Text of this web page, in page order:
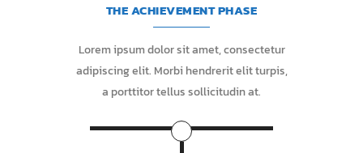
THE ACHIEVEMENT PHASE
Lorem ipsum dolor sit amet, consectetur
adipiscing elit. Morbi hendrerit elit turpis,
a porttitor tellus sollicitudin at.